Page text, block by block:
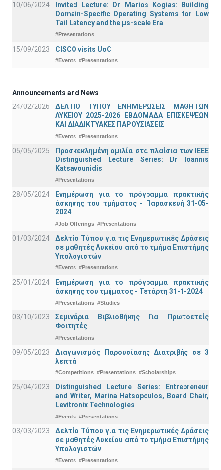
10/06/2024
Invited Lecture: Dr Marios Kogias: Building
Domain-Specific Operating Systems for Low
Tail Latency and the μs-scale Era
#Presentations
15/09/2023 CISCO visits UoC
#Events #Presentations
Announcements and News
24/02/2026
ΔΕΛΤΙΟ ΤΥΠΟΥ ΕΝΗΜΕΡΩΣΕΙΣ ΜΑΘΗΤΩΝ
ΛΥΚΕΙΟΥ 2025-2026 ΕΒΔΟΜΑΔΑ ΕΠΙΣΚΕΨΕΩΝ
ΚΑΙ ΔΙΑΔΙΚΤΥΑΚΕΣ ΠΑΡΟΥΣΙΑΣΕΙΣ
#Events #Presentations
05/05/2025
Προσκεκλημένη ομιλία στα πλαίσια των IEEE
Distinguished Lecture Series: Dr Ioannis
Katsavounidis
#Presentations
28/05/2024
Ενημέρωση για το πρόγραμμα πρακτικής
άσκησης του τμήματος - Παρασκευή 31-05-
2024
#Job Offerings #Presentations
01/03/2024
Δελτίο Τύπου για τις Ενημερωτικές Δράσεις
σε μαθητές Λυκείου από το τμήμα Επιστήμης
Υπολογιστών
#Events #Presentations
25/01/2024
Ενημέρωση για το πρόγραμμα πρακτικής
άσκησης του τμήματος - Τετάρτη 31-1-2024
#Presentations #Studies
03/10/2023
Σεμινάρια Βιβλιοθήκης Για Πρωτοετείς
Φοιτητές
#Presentations
09/05/2023
Διαγωνισμός Παρουσίασης Διατριβής σε 3
λεπτά
#Competitions #Presentations #Scholarships
25/04/2023
Distinguished Lecture Series: Entrepreneur
and Writer, Marina Hatsopoulos, Board Chair,
Levitronix Technologies
#Events #Presentations
03/03/2023
Δελτίο Τύπου για τις Ενημερωτικές Δράσεις
σε μαθητές Λυκείου από το τμήμα Επιστήμης
Υπολογιστών
#Events #Presentations